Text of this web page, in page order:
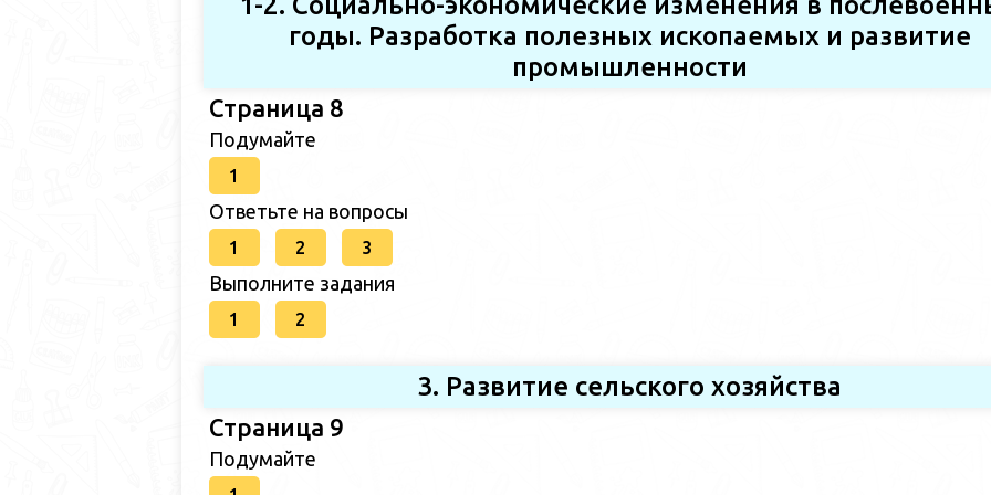
годы. Разработка полезных ископаемых и развитие
промышленности
Страница 8
Подумайте
1
Ответьте на вопросы
1 2 3
Выполните задания
1 2
3. Развитие сельского хозяйства
Страница 9
Подумайте